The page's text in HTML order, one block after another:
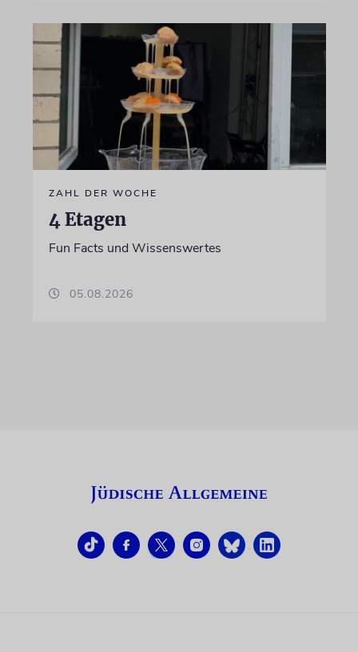
ZAHL DER WOCHE
4 Etagen
Fun Facts und Wissenswertes
05.08.2026